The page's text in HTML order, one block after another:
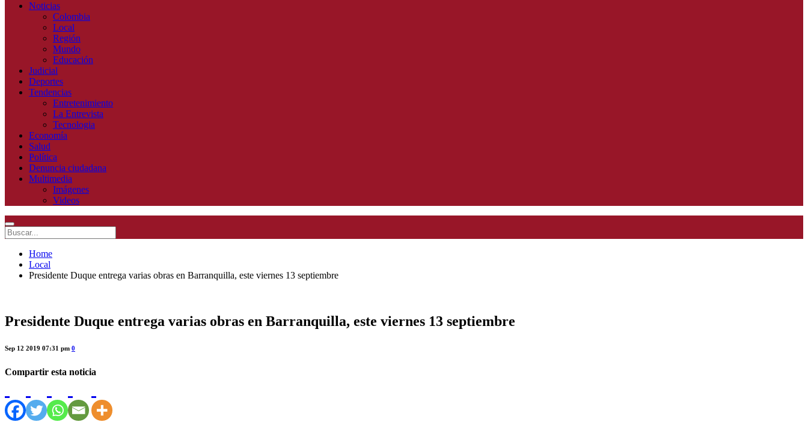
Noticias
Colombia
Local
Región
Mundo
Educación
Judicial
Deportes
Tendencias
Entretenimiento
La Entrevista
Tecnologia
Economía
Salud
Política
Denuncia ciudadana
Multimedia
Imágenes
Videos
Home
Local
Presidente Duque entrega varias obras en Barranquilla, este viernes 13 septiembre
Presidente Duque entrega varias obras en Barranquilla, este viernes 13 septiembre
Sep 12 2019 07:31 pm 0
Compartir esta noticia